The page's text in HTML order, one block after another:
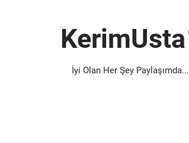
KerimUsta
İyi Olan Her Şey Paylaşımda...